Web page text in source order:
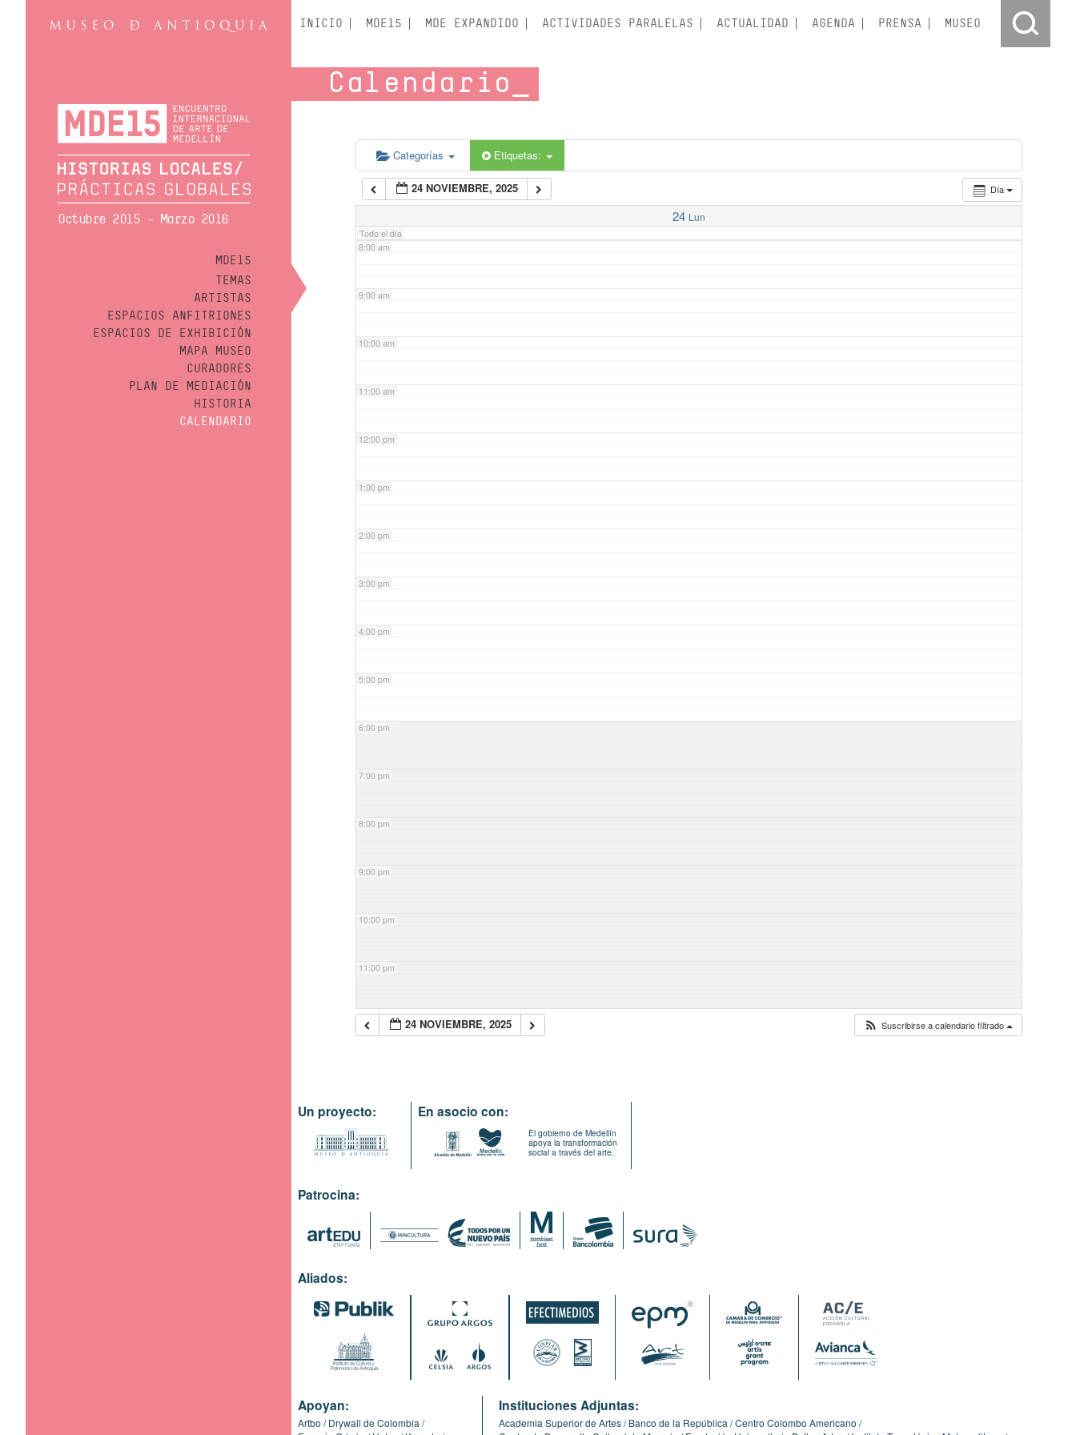
Octubre 2015 - Marzo 2016
MDE15
TEMAS
ARTISTAS
ESPACIOS ANFITRIONES
ESPACIOS DE EXHIBICIÓN
MAPA MUSEO
CURADORES
PLAN DE MEDIACIÓN
HISTORIA
CALENDARIO
INICIO MDE15 MDE EXPANDIDO ACTIVIDADES PARALELAS ACTUALIDAD AGENDA PRENSA MUSEO
Calendario
Categorías Etiquetas:
Día
24 NOVIEMBRE, 2025
24 Lun
Todo el día
5:00 am
6:00 am
7:00 am
8:00 am
9:00 am
10:00 am
11:00 am
12:00 pm
1:00 pm
2:00 pm
3:00 pm
4:00 pm
5:00 pm
6:00 pm
7:00 pm
8:00 pm
9:00 pm
10:00 pm
11:00 pm
24 NOVIEMBRE, 2025 Suscribirse a calendario filtrado
Un proyecto: En asocio con:
El gobierno de Medellín
apoya la transformación
social a través del arte.
Patrocina:
Aliados:
Apoyan:
Artbo
Drywall de Colombia
Instituciones Adjuntas:
Academia Superior de Artes Banco de la República Centro Colombo Americano